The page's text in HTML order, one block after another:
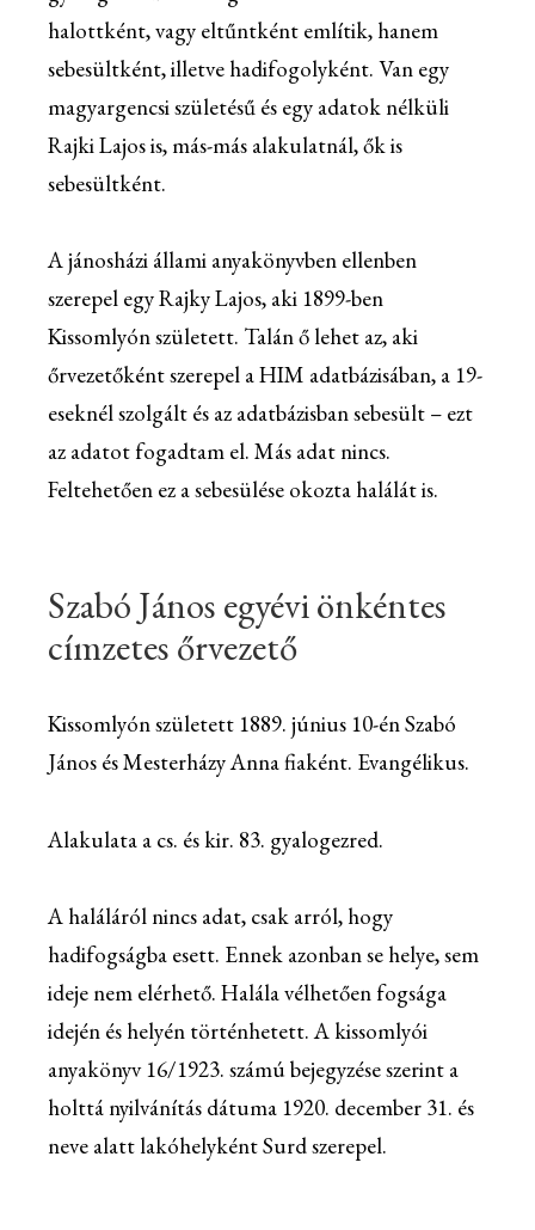
halottként, vagy eltűntként említik, hanem
sebesültként, illetve hadifogolyként. Van egy
magyargencsi születésű és egy adatok nélküli
Rajki Lajos is, más-más alakulatnál, ők is
sebesültként.
A jánosházi állami anyakönyvben ellenben
szerepel egy Rajky Lajos, aki 1899-ben
Kissomlyón született. Talán ő lehet az, aki
őrvezetőként szerepel a HIM adatbázisában, a 19-
eseknél szolgált és az adatbázisban sebesült – ezt
az adatot fogadtam el. Más adat nincs.
Feltehetően ez a sebesülése okozta halálát is.
Szabó János egyévi önkéntes
címzetes őrvezető
Kissomlyón született 1889. június 10-én Szabó
János és Mesterházy Anna fiaként. Evangélikus.
Alakulata a cs. és kir. 83. gyalogezred.
A haláláról nincs adat, csak arról, hogy
hadifogságba esett. Ennek azonban se helye, sem
ideje nem elérhető. Halála vélhetően fogsága
idején és helyén történhetett. A kissomlyói
anyakönyv 16/1923. számú bejegyzése szerint a
holttá nyilvánítás dátuma 1920. december 31. és
neve alatt lakóhelyként Surd szerepel.